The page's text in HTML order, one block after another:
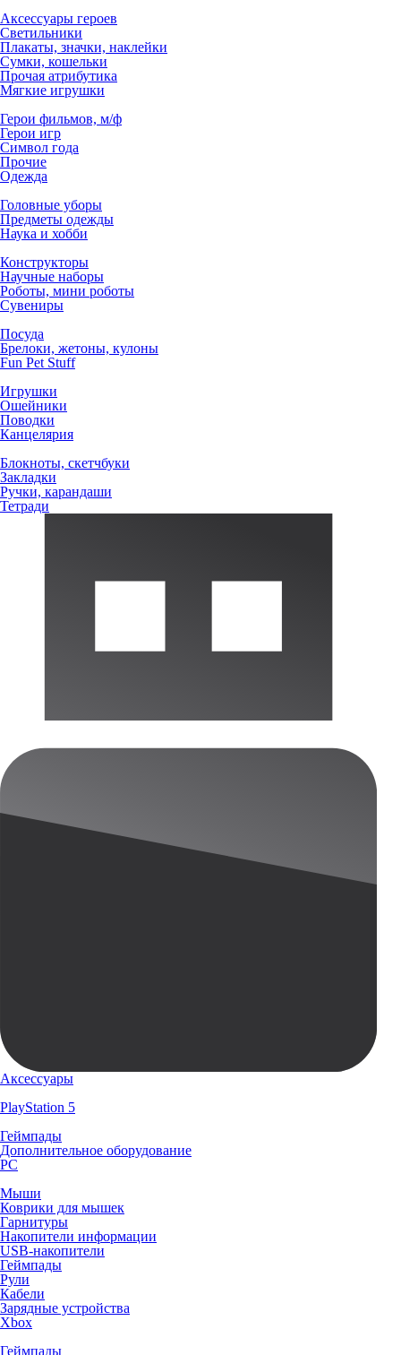
Аксессуары героев
Светильники
Плакаты, значки, наклейки
Сумки, кошельки
Прочая атрибутика
Мягкие игрушки
Герои фильмов, м/ф
Герои игр
Символ года
Прочие
Одежда
Головные уборы
Предметы одежды
Наука и хобби
Конструкторы
Научные наборы
Роботы, мини роботы
Сувениры
Посуда
Брелоки, жетоны, кулоны
Fun Pet Stuff
Игрушки
Ошейники
Поводки
Канцелярия
Блокноты, скетчбуки
Закладки
Ручки, карандаши
Тетради
Аксессуары
PlayStation 5
Геймпады
Дополнительное оборудование
PC
Мыши
Коврики для мышек
Гарнитуры
Накопители информации
USB-накопители
Геймпады
Рули
Кабели
Зарядные устройства
Xbox
Геймпады